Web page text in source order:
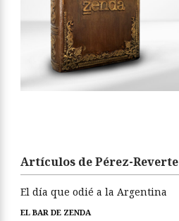
Artículos de Pérez-Reverte
El día que odié a la Argentina
EL BAR DE ZENDA